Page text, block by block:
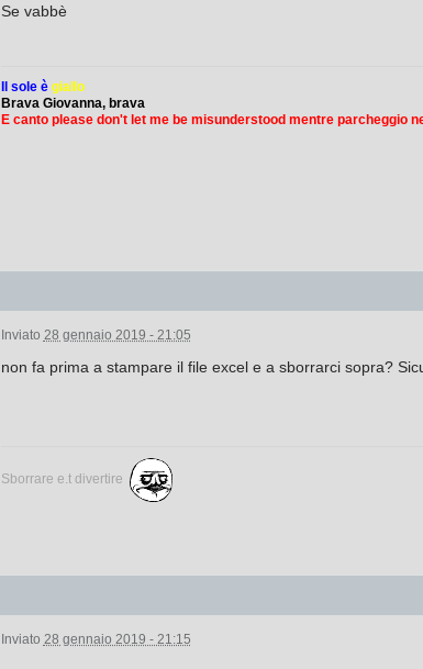
Se vabbè
Il sole è giallo
Brava Giovanna, brava
E canto please don't let me be misunderstood mentre parcheggio
Inviato 28 gennaio 2019 - 21:05
non fa prima a stampare il file excel e a sborrarci sopra?
Sborrare e.t divertire
Inviato 28 gennaio 2019 - 21:15